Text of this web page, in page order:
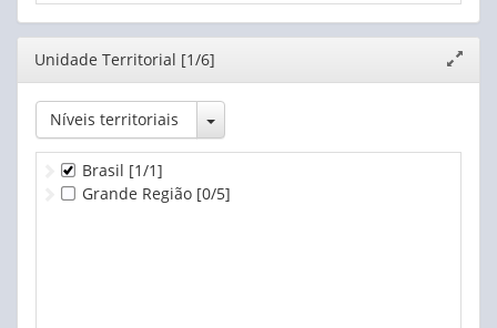
Editor
janela
Unidade Territorial [1/6]
Níveis territoriais Toggle Dropdown
Brasil [1/1]
Grande Região [0/5]